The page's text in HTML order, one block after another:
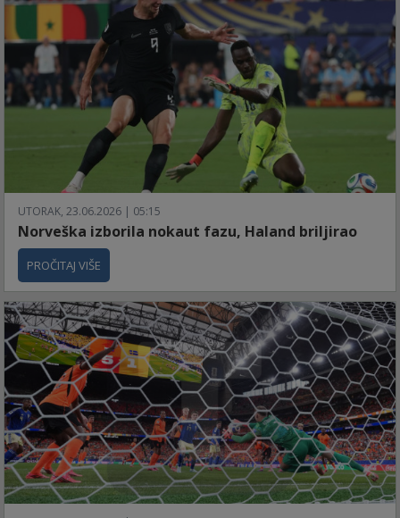
UTORAK, 23.06.2026 | 05:15
Norveška izborila nokaut fazu, Haland briljirao
PROČITAJ VIŠE